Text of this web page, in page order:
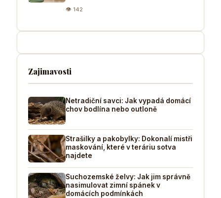
👁 142
Zajimavosti
Netradiční savci: Jak vypadá domácí
chov bodlína nebo outloně
Strašilky a pakobylky: Dokonalí mistři
maskování, které v teráriu sotva
najdete
Suchozemské želvy: Jak jim správně
nasimulovat zimní spánek v
domácích podmínkách